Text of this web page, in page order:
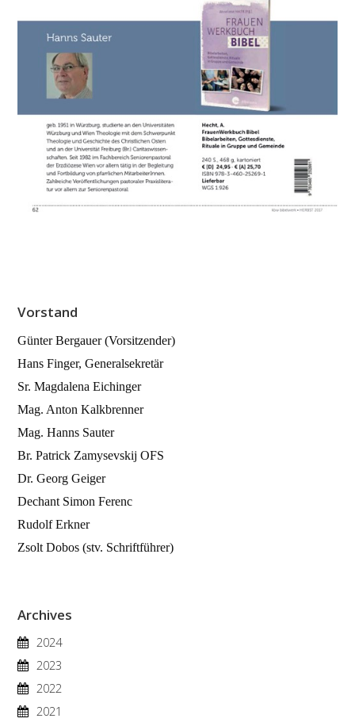
Vorstand
Günter Bergauer (Vorsitzender)
Hans Finger, Generalsekretär
Sr. Magdalena Eichinger
Mag. Anton Kalkbrenner
Mag. Hanns Sauter
Br. Patrick Zamysevskij OFS
Dr. Georg Geiger
Dechant Simon Ferenc
Rudolf Erkner
Zsolt Dobos (stv. Schriftführer)
Archives
2024
2023
2022
2021